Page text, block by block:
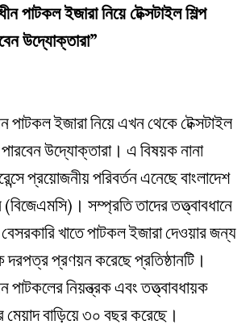
পাটকল ইজারা নিয়ে টেক্সটাইল শিল্প
উদ্যোক্তারা”
পাটকল ইজারা নিয়ে এখন থেকে টেক্সটাইল
উদ্যোক্তারা। এ বিষয়ক নানা
প্রয়োজনীয় পরিবর্তন এনেছে বাংলাদেশ
সম্প্রতি তাদের তত্ত্বাবধানে
খাতে পাটকল ইজারা দেওয়ার জন্য
প্রণয়ন করেছে প্রতিষ্ঠানটি।
পাটকলের নিয়ন্ত্রক এবং তত্ত্বাবধায়ক
মেয়াদ বাড়িয়ে ৩০ বছর করেছে।